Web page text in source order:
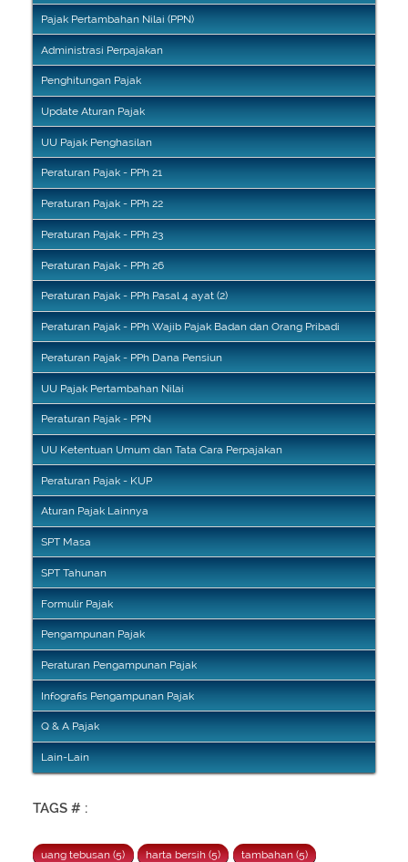
Pajak Pertambahan Nilai (PPN)
Administrasi Perpajakan
Penghitungan Pajak
Update Aturan Pajak
UU Pajak Penghasilan
Peraturan Pajak - PPh 21
Peraturan Pajak - PPh 22
Peraturan Pajak - PPh 23
Peraturan Pajak - PPh 26
Peraturan Pajak - PPh Pasal 4 ayat (2)
Peraturan Pajak - PPh Wajib Pajak Badan dan Orang Pribadi
Peraturan Pajak - PPh Dana Pensiun
UU Pajak Pertambahan Nilai
Peraturan Pajak - PPN
UU Ketentuan Umum dan Tata Cara Perpajakan
Peraturan Pajak - KUP
Aturan Pajak Lainnya
SPT Masa
SPT Tahunan
Formulir Pajak
Pengampunan Pajak
Peraturan Pengampunan Pajak
Infografis Pengampunan Pajak
Q & A Pajak
Lain-Lain
TAGS # :
uang tebusan (5) harta bersih (5)
tambahan (5)